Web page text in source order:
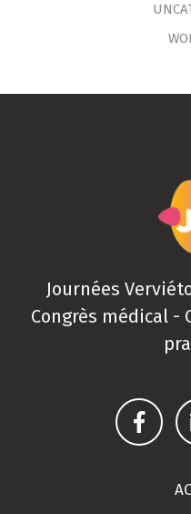
Journées
Congrès médical -